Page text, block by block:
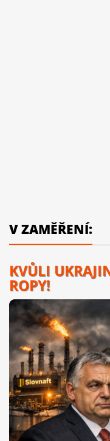
V ZAMĚŘENÍ:
KVŮLI
ROPY!